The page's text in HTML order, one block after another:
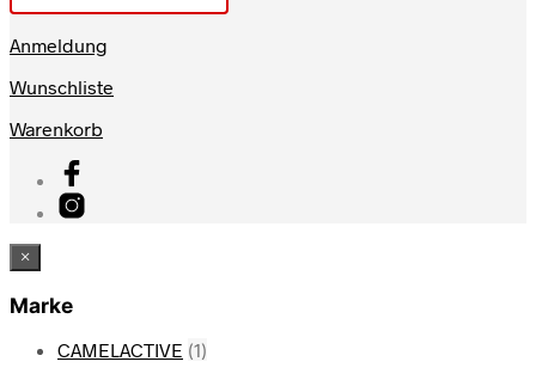
Anmeldung
Wunschliste
Warenkorb
×
Marke
CAMELACTIVE (1)